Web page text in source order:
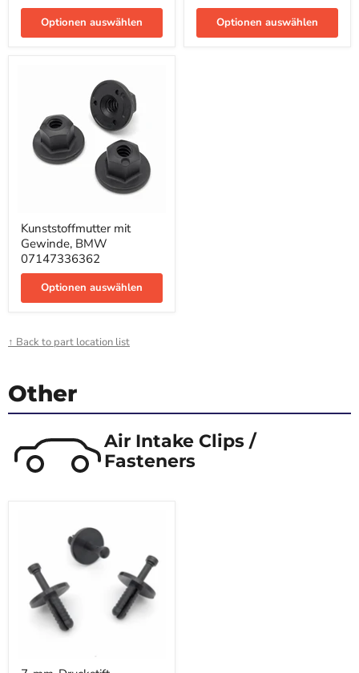
63171367868
Optionen auswählen
51161943122
Optionen auswählen
mit
Gewinde,
BMW
07147336362
Kunststoffmutter mit
Gewinde, BMW
07147336362
Optionen auswählen
↑ Back to part location list
Other
Air Intake Clips /
Fasteners